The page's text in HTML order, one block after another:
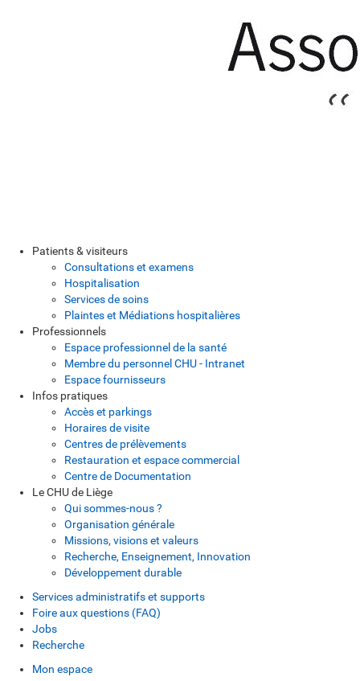
Patients & visiteurs
Consultations et examens
Hospitalisation
Services de soins
Plaintes et Médiations hospitalières
Professionnels
Espace professionnel de la santé
Membre du personnel CHU - Intranet
Espace fournisseurs
Infos pratiques
Accès et parkings
Horaires de visite
Centres de prélèvements
Restauration et espace commercial
Centre de Documentation
Le CHU de Liège
Qui sommes-nous ?
Organisation générale
Missions, visions et valeurs
Recherche, Enseignement, Innovation
Développement durable
Services administratifs et supports
Foire aux questions (FAQ)
Jobs
Recherche
Mon espace